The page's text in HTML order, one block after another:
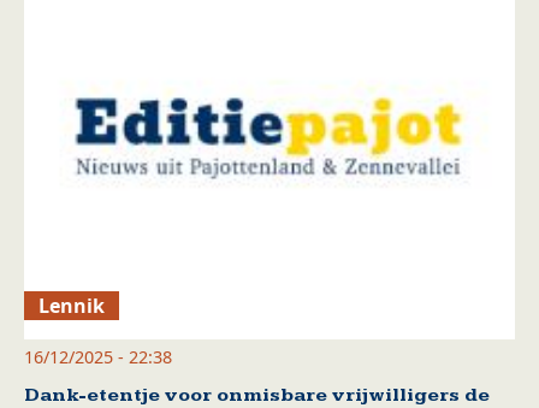
Lennik
16/12/2025 - 22:38
Dank-etentje voor onmisbare vrijwilligers de